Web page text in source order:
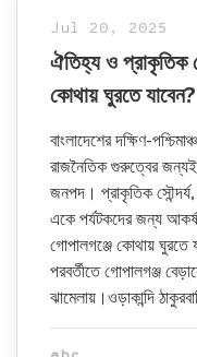
Jul 20, 2025
ঐতিহ্য ও প্রাকৃতিক
কোথায় ঘুরতে যাবেন?
বাংলাদেশের দক্ষিণ-
রাজনৈতিক গুরুত্বের
জনপদ। প্রাকৃতিক
একে পর্যটকদের জন্য
গোপালগঞ্জে কোথায় ঘুরতে
পরবর্তীতে গোপালগঞ্জ
ঝামেলায়।ওড়াকান্দি